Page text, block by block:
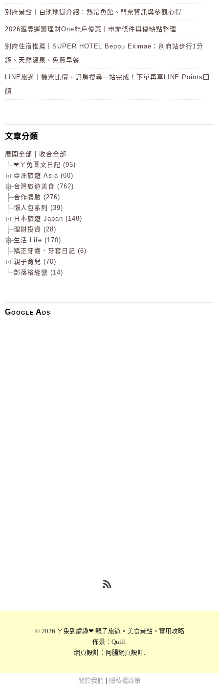
別府景點｜白池地獄介紹：熱帶魚館、門票資訊與參觀心得
2026滙豐運籌理財One能戶優惠｜申辦條件與優缺點整理
別府住宿推薦｜SUPER HOTEL Beppu Ekimae：別府站步行1分
鐘、天然溫泉、免費早餐
LINE旅遊｜機票比價、訂房搜尋一站完成！下單再享LINE Points回
饋
文章分類
展開全部
收合全部
❤ㄚ兔圖文日記 (95)
亞洲旅遊 Asia (60)
台灣旅遊美食 (762)
合作體驗 (276)
懶人包系列 (39)
日本旅遊 Japan (148)
理財投資 (28)
生活 Life (170)
矯正牙齒．牙套日記 (6)
親子育兒 (70)
部落格經營 (14)
Google Ads
© 2026 ㄚ兔到處趣❤ 親子旅遊 × 美食景點 × 實用攻略
佈景： Quill.
網頁設計： 阿腸網頁設計.
關於我們 隱私權政策